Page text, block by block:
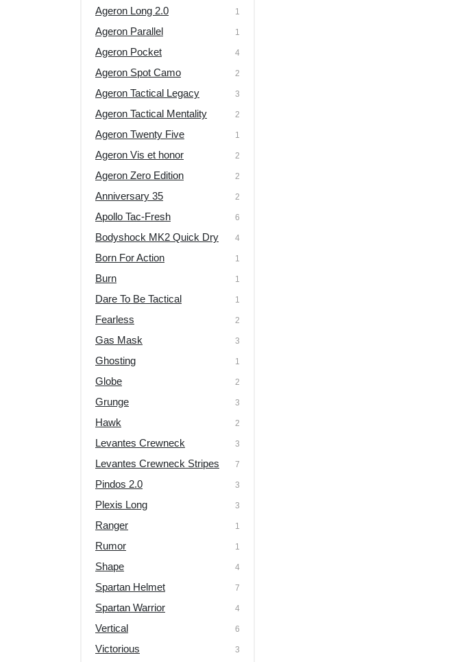
Ageron Long 2.0 1
Ageron Parallel 1
Ageron Pocket 4
Ageron Spot Camo 2
Ageron Tactical Legacy 3
Ageron Tactical Mentality 2
Ageron Twenty Five 1
Ageron Vis et honor 2
Ageron Zero Edition 2
Anniversary 35 2
Apollo Tac-Fresh 6
Bodyshock MK2 Quick Dry 4
Born For Action 1
Burn 1
Dare To Be Tactical 1
Fearless 2
Gas Mask 3
Ghosting 1
Globe 2
Grunge 3
Hawk 2
Levantes Crewneck 3
Levantes Crewneck Stripes 7
Pindos 2.0 3
Plexis Long 3
Ranger 1
Rumor 1
Shape 4
Spartan Helmet 7
Spartan Warrior 4
Vertical 6
Victorious 3